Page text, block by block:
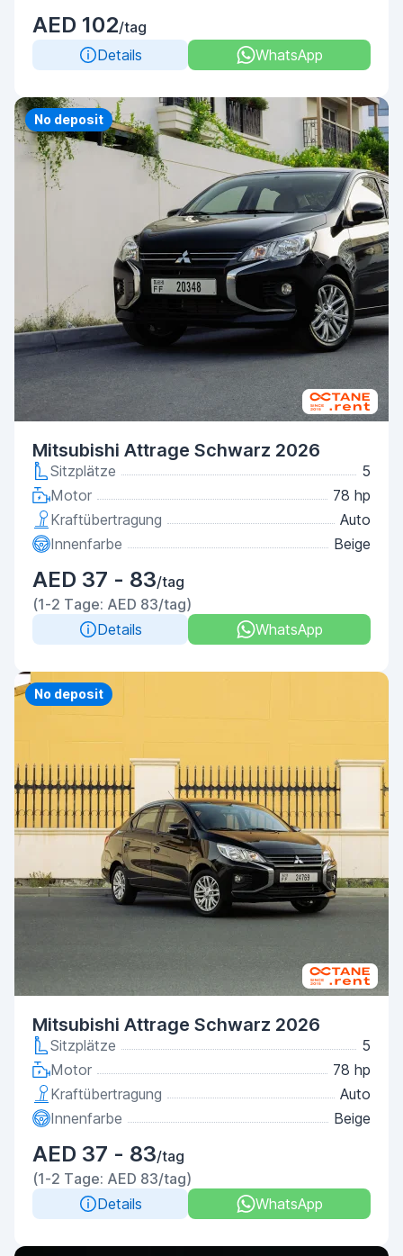
AED 102/tag
Details
WhatsApp
No deposit
Mitsubishi Attrage Schwarz 2026
Sitzplätze
5
Motor
78 hp
Kraftübertragung
Auto
Innenfarbe
Beige
AED 37 - 83/tag
(1-2 Tage: AED 83/tag)
Details
WhatsApp
No deposit
Mitsubishi Attrage Schwarz 2026
Sitzplätze
5
Motor
78 hp
Kraftübertragung
Auto
Innenfarbe
Beige
AED 37 - 83/tag
(1-2 Tage: AED 83/tag)
Details
WhatsApp